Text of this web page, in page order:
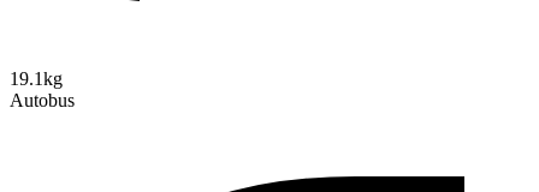
19.1kg
Autobus